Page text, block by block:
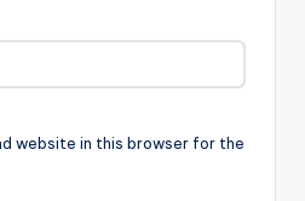
website in this browser for the